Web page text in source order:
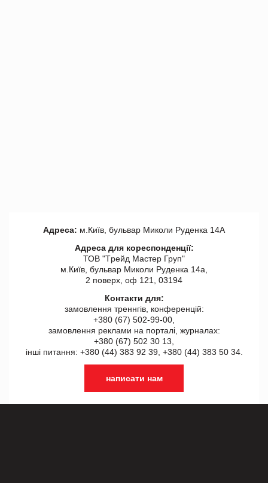
Адреса: м.Київ, бульвар Миколи Руденка 14А
Адреса для кореспонденції:
ТОВ "Tрейд Мастер Груп"
м.Київ, бульвар Миколи Руденка 14а,
2 поверх, оф 121, 03194
Контакти для:
замовлення треннгів, конференцій:
+380 (67) 502-99-00,
замовлення реклами на порталі, журналах:
+380 (67) 502 30 13,
інші питання: +380 (44) 383 92 39, +380 (44) 383 50 34.
написати нам